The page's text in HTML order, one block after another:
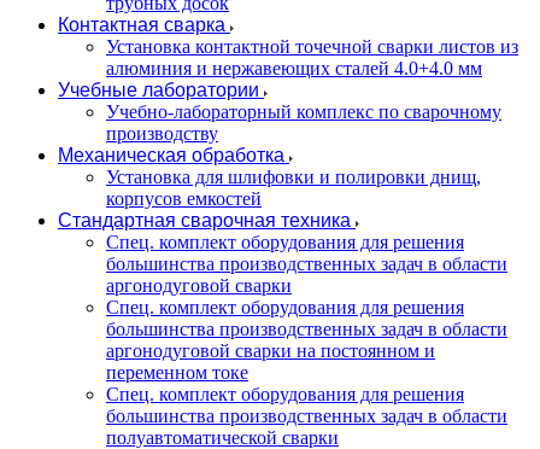
Контактная сварка
Установка контактной точечной сварки листов из
алюминия и нержавеющих сталей 4.0+4.0 мм
Учебные лаборатории
Учебно-лабораторный комплекс по сварочному
производству
Механическая обработка
Установка для шлифовки и полировки днищ,
корпусов емкостей
Стандартная сварочная техника
Спец. комплект оборудования для решения
большинства производственных задач в области
аргонодуговой сварки
Спец. комплект оборудования для решения
большинства производственных задач в области
аргонодуговой сварки на постоянном и
переменном токе
Спец. комплект оборудования для решения
большинства производственных задач в области
полуавтоматической сварки